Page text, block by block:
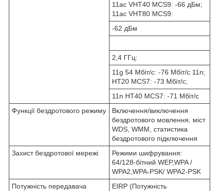
11ac VHT40 MCS9: -66 дБм;
11ac VHT80 MCS9:
-62 дБм
2,4 ГГц:
11g 54 Мбіт/с: -76 Мбіт/с 11n;
HT20 MCS7: -73 Мбіт/с;
11n HT40 MCS7: -71 Мбіт/с
Функції бездротового режиму
Включення/виключення
бездротового мовлення, міст
WDS, WMM, статистика
бездротового підключення
Захист бездротової мережі
Режими шифрування:
64/128-бітний WEP,WPA /
WPA2,WPA-PSK/ WPA2-PSK
Потужність передавача
EIRP (Потужність